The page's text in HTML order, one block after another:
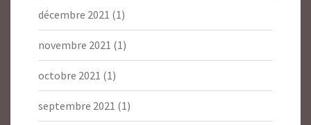
décembre 2021 (1)
novembre 2021 (1)
octobre 2021 (1)
septembre 2021 (1)